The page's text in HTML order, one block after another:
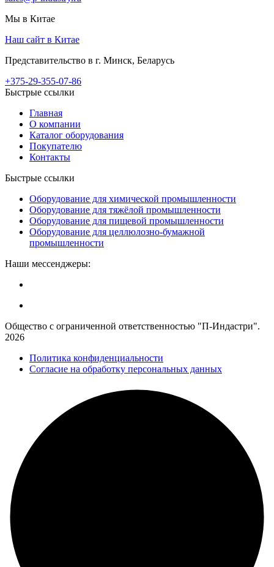
Мы в Китае
Наш сайт в Китае
Представительство в г. Минск, Беларусь
+375-29-355-07-86
Быстрые ссылки
Главная
О компании
Каталог оборудования
Покупателю
Контакты
Быстрые ссылки
Оборудование для химической промышленности
Оборудование для тяжёлой промышленности
Оборудование для пищевой промышленности
Оборудование для целлюлозно-бумажной
промышленности
Наши мессенджеры:
Общество с ограниченной ответственностью "П-Индастри".
2026
Политика конфиденциальности
Согласие на обработку персональных данных